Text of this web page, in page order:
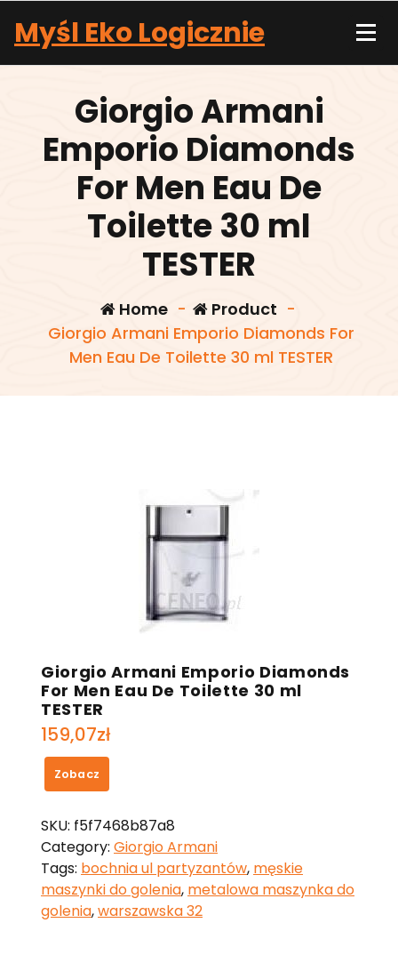
content
Myśl Eko Logicznie
Giorgio Armani
Emporio Diamonds
For Men Eau De
Toilette 30 ml
TESTER
Home- Product -
Giorgio Armani Emporio Diamonds For
Men Eau De Toilette 30 ml TESTER
Giorgio Armani Emporio Diamonds
For Men Eau De Toilette 30 ml
TESTER
159,07zł
Zobacz
SKU: f5f7468b87a8
Category: Giorgio Armani
Tags: bochnia ul partyzantów, męskie
maszynki do golenia, metalowa maszynka do
golenia,warszawska 32